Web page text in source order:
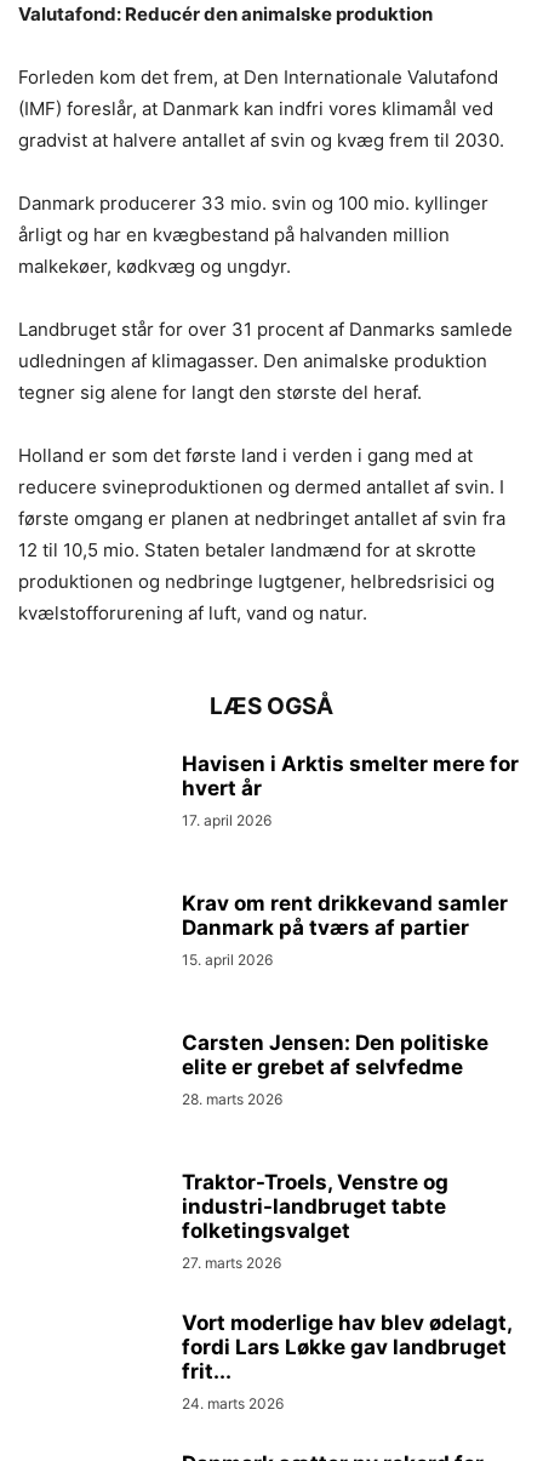
Valutafond: Reducér den animalske produktion
Forleden kom det frem, at Den Internationale Valutafond
(IMF) foreslår, at Danmark kan indfri vores klimamål ved
gradvist at halvere antallet af svin og kvæg frem til 2030.
Danmark producerer 33 mio. svin og 100 mio. kyllinger
årligt og har en kvægbestand på halvanden million
malkekøer, kødkvæg og ungdyr.
Landbruget står for over 31 procent af Danmarks samlede
udledningen af klimagasser. Den animalske produktion
tegner sig alene for langt den største del heraf.
Holland er som det første land i verden i gang med at
reducere svineproduktionen og dermed antallet af svin. I
første omgang er planen at nedbringet antallet af svin fra
12 til 10,5 mio. Staten betaler landmænd for at skrotte
produktionen og nedbringe lugtgener, helbredsrisici og
kvælstofforurening af luft, vand og natur.
LÆS OGSÅ
Havisen i Arktis smelter mere for
hvert år
17. april 2026
Krav om rent drikkevand samler
Danmark på tværs af partier
15. april 2026
Carsten Jensen: Den politiske
elite er grebet af selvfedme
28. marts 2026
Traktor-Troels, Venstre og
industri-landbruget tabte
folketingsvalget
27. marts 2026
Vort moderlige hav blev ødelagt,
fordi Lars Løkke gav landbruget
frit...
24. marts 2026